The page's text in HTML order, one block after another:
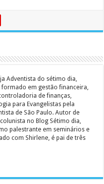
Adventista do sétimo dia,
formado em gestão financeira,
de finanças,
para Evangelistas pela
de São Paulo. Autor de
no Blog Sétimo dia,
palestrante em seminários e
com Shirlene, é pai de três